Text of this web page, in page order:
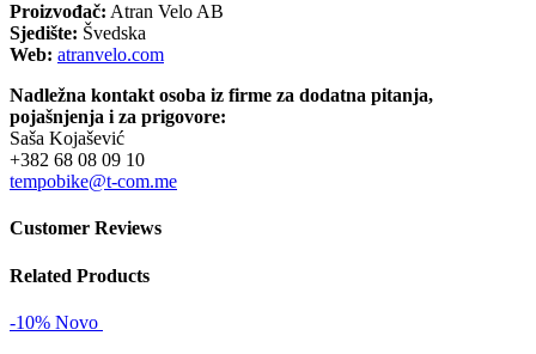
Proizvođač: Atran Velo AB
Sjedište: Švedska
Web: atranvelo.com
Nadležna kontakt osoba iz firme za dodatna pitanja,
pojašnjenja i za prigovore:
Saša Kojašević
+382 68 08 09 10
tempobike@t-com.me
Customer Reviews
Related Products
-10% Novo